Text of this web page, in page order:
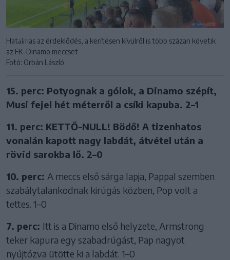
Hatalmas az érdeklődés, a kerítésen kívülről is több százan követik
az FK–Dinamo meccset
Fotó: Orbán László
15. perc: Potyognak a gólok, a Dinamo szépít,
Musi fejel hét méterről a csíki kapuba. 2–1
11. perc: KETTŐ-NULL! Bödő! A tizenhatos
vonalán kapott nagy labdát, átvétel után a
rövid sarokba lő. 2–0
10. perc: A meccs első sárga lapja, Pappal szemben
szabálytalankodnak kirúgás közben, Pop volt a
tettes. 1–0
7. perc: Itt is a Dinamo első helyzete, Armstrong
teker kapura egy szabadrúgást, Pap nagyot
nyújtózva ütötte ki a labdát. 1–0